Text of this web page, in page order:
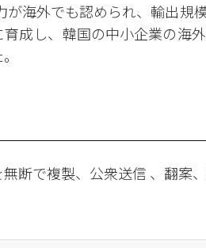
が海外でも認められ、輸出規
成し、韓国の中小企業の海
断で複製、公衆送信 、翻案